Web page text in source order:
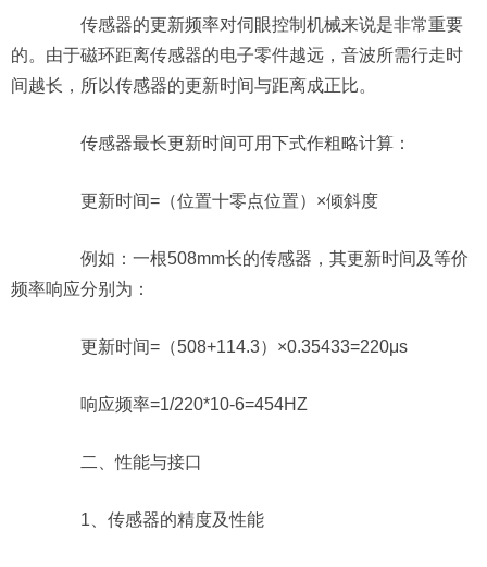
传感器的更新频率对伺眼控制机械来说是非常重要
的。由于磁环距离传感器的电子零件越远，音波所需行走时
间越长，所以传感器的更新时间与距离成正比。
传感器最长更新时间可用下式作粗略计算：
更新时间=（位置十零点位置）×倾斜度
例如：一根508mm长的传感器，其更新时间及等价
频率响应分别为：
更新时间=（508+114.3）×0.35433=220μs
响应频率=1/220*10-6=454HZ
二、性能与接口
1、传感器的精度及性能